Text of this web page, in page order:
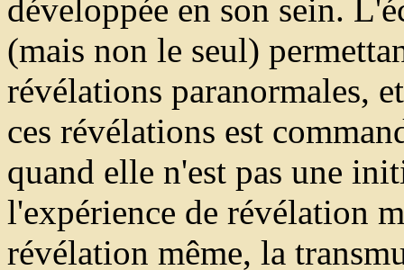
développée en son sein.
(mais non le seul)
révélations paranormales,
ces révélations est
quand elle n'est pas une
l'expérience de révélation
révélation même, la